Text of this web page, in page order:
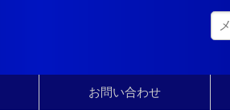
お問い合わせ